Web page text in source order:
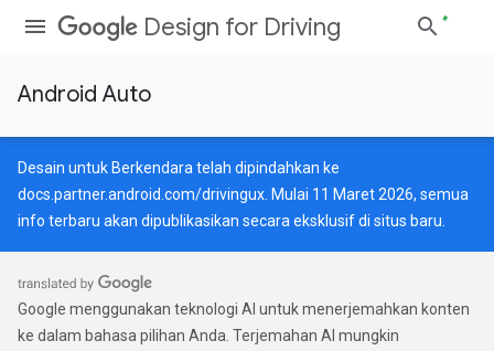
Design for Driving
Android Auto
Desain untuk Berkendara telah dipindahkan ke
docs.partner.android.com/drivingux . Mulai 11 Maret 2026, semua
info terbaru akan dipublikasikan secara eksklusif di situs baru.
Google menggunakan teknologi AI untuk menerjemahkan konten
ke dalam bahasa pilihan Anda. Terjemahan AI mungkin